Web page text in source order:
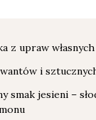
z upraw
i
smak jesieni –